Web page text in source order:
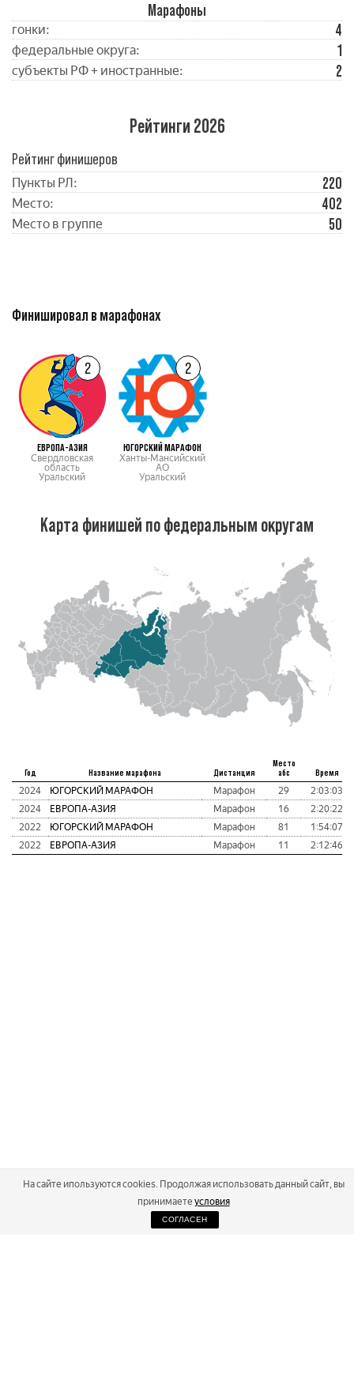
Марафоны
гонки: 4
федеральные округа: 1
субъекты РФ + иностранные: 2
Рейтинги 2026
Рейтинг финишеров
Пункты РЛ: 220
Место: 402
Место в группе 50
Финишировал в марафонах
2
ЕВРОПА-АЗИЯ
Свердловская
область
Уральский
2
ЮГОРСКИЙ МАРАФОН
Ханты-Мансийский
АО
Уральский
Карта финишей по федеральным округам
Год Название марафона Дистанция
Место
абс
Время
2024 ЮГОРСКИЙ МАРАФОН Марафон 29
2:03:03
2024
ЕВРОПА-АЗИЯ Марафон 16
2:20:22
2022
ЮГОРСКИЙ МАРАФОН Марафон 81
1:54:07
2022
ЕВРОПА-АЗИЯ Марафон 11 2:12:46
На сайте ипользуются cookies. Продолжая использовать данный сайт, вы
принимаете условия
СОГЛАСЕН